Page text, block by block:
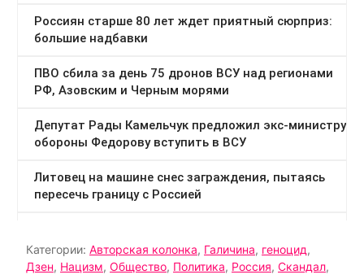
Категории: Авторская колонка, Галичина, геноцид,
Дзен, Нацизм, Общество, Политика, Россия, Скандал,